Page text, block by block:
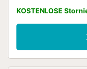
Paradies an der
den Bäumen in
Diese geräumige
einen komfortablen
Schlafzimmer —
KOSTENLOSE